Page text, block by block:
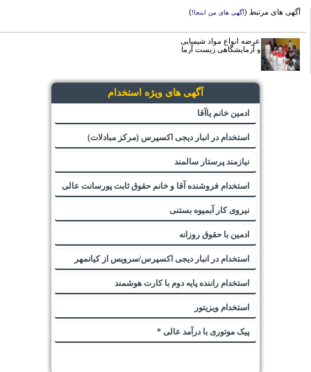
آگهی های مرتبط (آگهی های من اینجا!)
عرضه انواع مواد شیمیایی
و آزمایشگاهی زیست آزما
آگهی های ویژه استخدام
ادمین خانم یاآقا
استخدام در انبار دیجی اکسپرس (مرکز مبادلات)
نیازمند پرستار سالمند
استخدام فروشنده آقا و خانم حقوق ثابت پورسانت عالی
نیروی کار آبمیوه بستنی
ادمین با حقوق روزانه
استخدام در انبار دیجی اکسپرس/سرویس از کیانمهر
استخدام راننده پایه دوم با کارت هوشمند
استخدام ویزیتور
پیک موتوری با درآمد عالی *